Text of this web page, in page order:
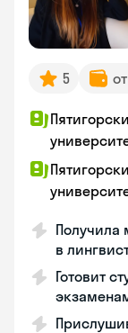
5
Получила
в
Готовит